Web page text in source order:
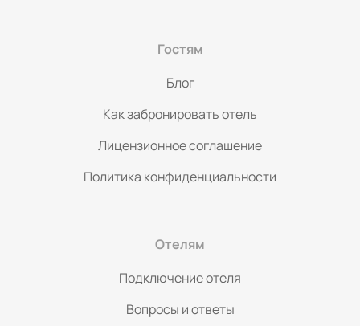
Гостям
Блог
Как забронировать отель
Лицензионное соглашение
Политика конфиденциальности
Отелям
Подключение отеля
Вопросы и ответы